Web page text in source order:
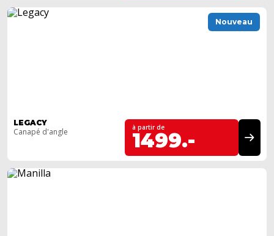
Nouveau
LEGACY
Canapé d'angle à partir de
1499.-